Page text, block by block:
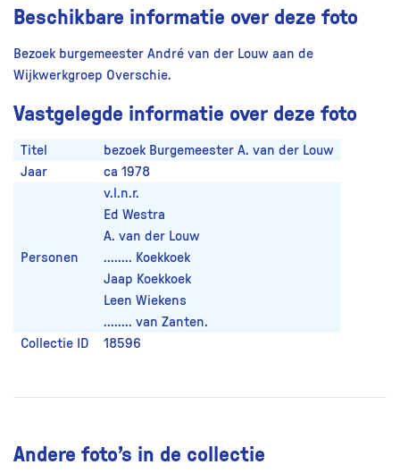
Beschikbare informatie over deze foto
Bezoek burgemeester André van der Louw aan de
Wijkwerkgroep Overschie.
Vastgelegde informatie over deze foto
Titel
bezoek Burgemeester A. van der Louw
Jaar
ca 1978
Personen
v.l.n.r.
Ed Westra
A. van der Louw
........ Koekkoek
Jaap Koekkoek
Leen Wiekens
........ van Zanten.
Collectie ID
18596
Andere foto’s in de collectie